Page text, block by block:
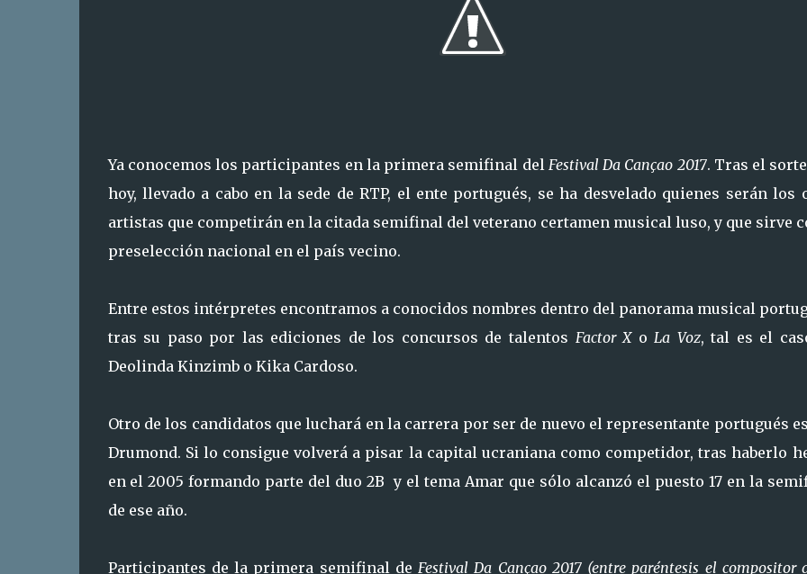
Ya conocemos los participantes en la primera semifinal del Festival Da Cançao 2017. Tras el
hoy, llevado a cabo en la sede de RTP, el ente portugués, se ha desvelado quienes serán los
artistas que competirán en la citada semifinal del veterano certamen musical luso, y que sirve
preselección nacional en el país vecino.
Entre estos intérpretes encontramos a conocidos nombres dentro del panorama musical
tras su paso por las ediciones de los concursos de talentos Factor XoLa Voz, tal es el
Deolinda Kinzimb o Kika Cardoso.
Otro de los candidatos que luchará en la carrera por ser de nuevo el representante portugués
Drumond. Si lo consigue volverá a pisar la capital ucraniana como competidor, tras haberlo
en el 2005 formando parte del duo 2B y el tema Amar que sólo alcanzó el puesto 17 en la
de ese año.
Participantes de la primera semifinal deFestival Da Cançao 2017 (entre paréntesis el compositor